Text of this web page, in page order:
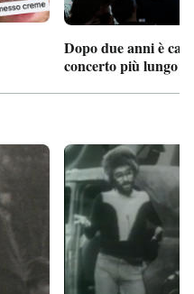
Dopo due anni è
concerto più lungo